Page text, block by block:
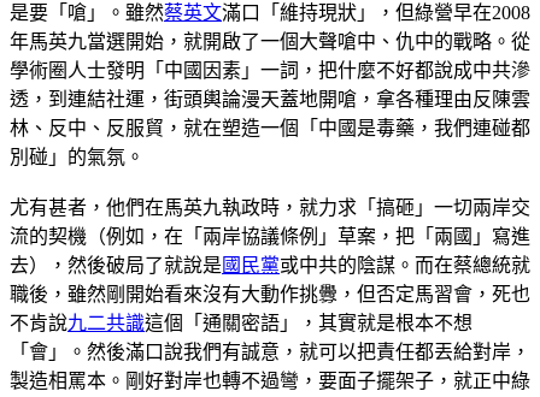
是要「嗆」。雖然蔡英文滿口「維持現狀」，但綠營早在2008
年馬英九當選開始，就開啟了一個大聲嗆中、仇中的戰略。從
學術圈人士發明「中國因素」一詞，把什麼不好都說成中共滲
透，到連結社運，街頭輿論漫天蓋地開嗆，拿各種理由反陳雲
林、反中、反服貿，就在塑造一個「中國是毒藥，我們連碰都
別碰」的氣氛。
尤有甚者，他們在馬英九執政時，就力求「搞砸」一切兩岸交
流的契機（例如，在「兩岸協議條例」草案，把「兩國」寫進
去），然後破局了就說是 國民黨或中共的陰謀。而在蔡總統就
職後，雖然剛開始看來沒有大動作挑釁，但否定馬習會，死也
不肯說九二共識這個「通關密語」，其實就是根本不想
「會」。然後滿口說我們有誠意，就可以把責任都丟給對岸，
製造相罵本。剛好對岸也轉不過彎，要面子擺架子，就正中綠